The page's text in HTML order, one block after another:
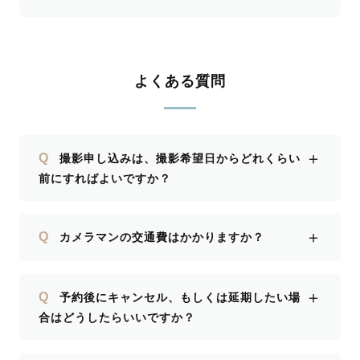
よくある質問
Q
撮影申し込みは、撮影希望日からどれくらい
前にすればよいですか？
＋
Q カメラマンの交通費はかかりますか？ ＋
Q
予約後にキャンセル、もしくは延期したい場
合はどうしたらいいですか？
＋